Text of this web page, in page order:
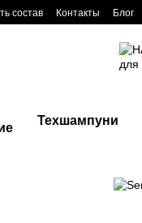
состав Контакты Блог
Техшампуни